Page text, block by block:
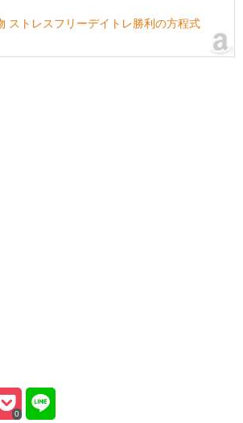
ストレスフリーデイトレ勝利の方程式
0